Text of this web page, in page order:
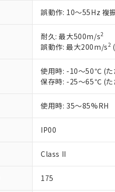
誤動作: 10～55Hz 複
耐久: 最大500m/s2
誤動作: 最大200m/s2(
使用時: -10～50℃ (た
保存時: -25～65℃ (た
使用時: 35～85%RH
IP00
Class II
175
混在することから
既に当社にて対応
り割愛しております